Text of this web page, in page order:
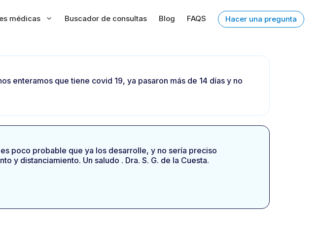
médicas Buscador de consultas Blog FAQS Hacer una pregunta
enteramos que tiene covid 19, ya pasaron más de 14 días y no
poco probable que ya los desarrolle, y no sería preciso
y distanciamiento. Un saludo . Dra. S. G. de la Cuesta.